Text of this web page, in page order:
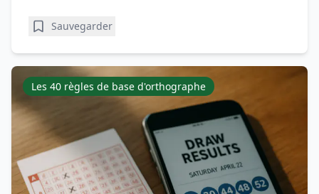
Sauvegarder
Les 40 règles de base d'orthographe